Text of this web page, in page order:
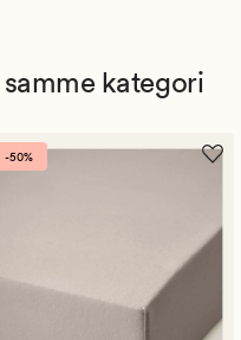
kategori
-50%